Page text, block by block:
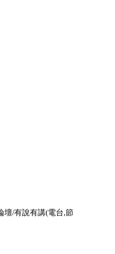
壇/有說有講(電台,節